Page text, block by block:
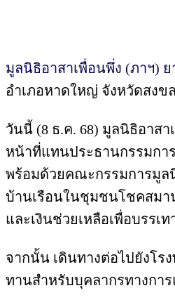
มูลนิธิอาสาเพื่อนพึ่ง (ภาฯ)
อำเภอหาดใหญ่ จังหวัดสงข
วันนี้ (8 ธ.ค. 68) มูลนิธิอาส
หน้าที่แทนประธานกรรมกา
พร้อมด้วยคณะกรรมการมูล
บ้านเรือนในชุมชนโชคสมา
และเงินช่วยเหลือเพื่อบรรเ
จากนั้น เดินทางต่อไปยังโ
ทานสำหรับบุคลากรทางกา